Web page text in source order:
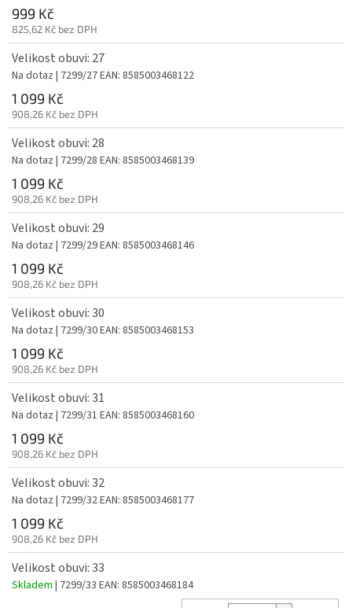
999 Kč
825,62 Kč bez DPH
Velikost obuvi: 27
Na dotaz | 7299/27EAN: 8585003468122
1 099 Kč
908,26 Kč bez DPH
Velikost obuvi: 28
Na dotaz | 7299/28 EAN: 8585003468139
1 099 Kč
908,26 Kč bez DPH
Velikost obuvi: 29
Na dotaz | 7299/29EAN: 8585003468146
1 099 Kč
908,26 Kč bez DPH
Velikost obuvi: 30
Na dotaz | 7299/30EAN: 8585003468153
1 099 Kč
908,26 Kč bez DPH
Velikost obuvi: 31
Na dotaz | 7299/31 EAN: 8585003468160
1 099 Kč
908,26 Kč bez DPH
Velikost obuvi: 32
Na dotaz | 7299/32EAN: 8585003468177
1 099 Kč
908,26 Kč bez DPH
Velikost obuvi: 33
Skladem | 7299/33 EAN: 8585003468184